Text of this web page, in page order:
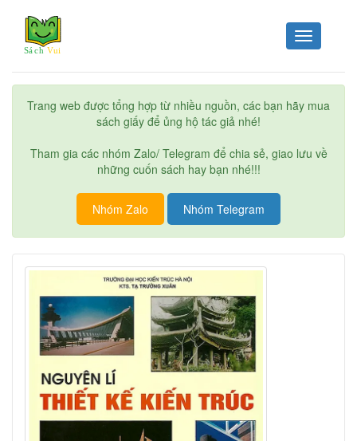
Toggle
navigation
Trang web được tổng hợp từ nhiều nguồn, các bạn hãy mua
sách giấy để ủng hộ tác giả nhé!
Tham gia các nhóm Zalo/ Telegram để chia sẻ, giao lưu về
những cuốn sách hay bạn nhé!!!
Nhóm Zalo Nhóm Telegram